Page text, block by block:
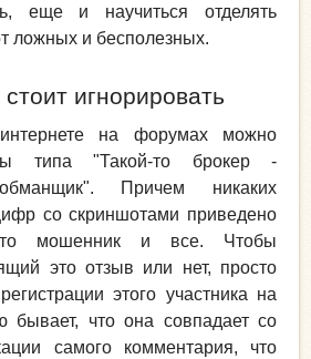
еще и научиться отделять
ложных и бесполезных.
игнорировать
на форумах можно
типа "Такой-то брокер -
Причем никаких
со скриншотами приведено
мошенник и все. Чтобы
это отзыв или нет, просто
этого участника на
бывает, что она совпадает со
самого комментария, что